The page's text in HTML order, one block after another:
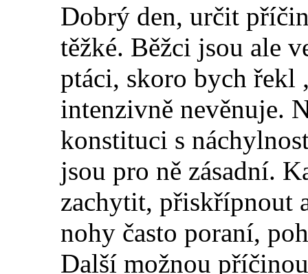
Dobrý den, určit
těžké. Běžci jsou ale
ptáci, skoro bych řekl
intenzivně nevěnuje.
konstituci s
jsou pro ně zásadní.
zachytit, přiskřípnout
nohy často poraní,
Další možnou